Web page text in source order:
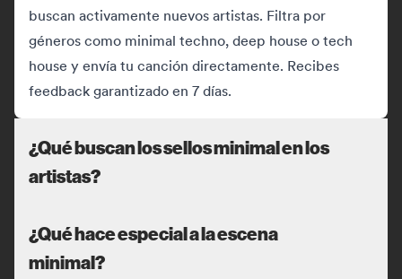
buscan activamente nuevos artistas. Filtra por
géneros como minimal techno, deep house o tech
house y envía tu canción directamente. Recibes
feedback garantizado en 7 días.
¿Qué buscan los sellos minimal en los
artistas?
¿Qué hace especial a la escena
minimal?